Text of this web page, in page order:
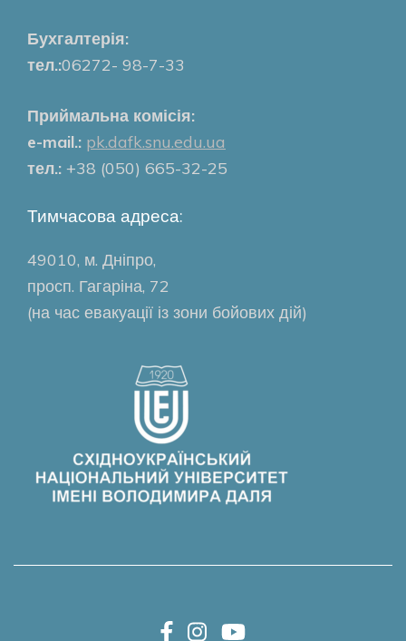
Бухгалтерія:
тел.:06272- 98-7-33
Приймальна комісія:
e-mail.: pk.dafk.snu.edu.ua
тел.: +38 (050) 665-32-25
Тимчасова адреса:
49010, м. Дніпро,
просп. Гагаріна, 72
(на час евакуації із зони бойових дій)